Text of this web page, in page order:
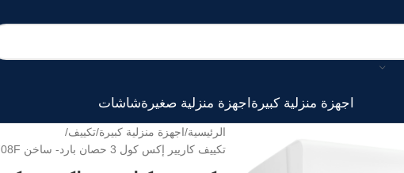
اجهزة منزلية كبيرة اجهزة منزلية صغيرةشاشات
الرئيسية اجهزة منزلية كبيرة تكييف
تكييف كاريير إكس كول 3 حصان بارد- ساخن 53QHEFT24N8-708F